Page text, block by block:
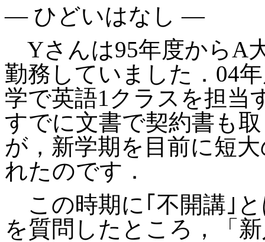
― ひどいはなし ―
Yさんは95年度からA
勤務していました．04
学で英語1クラスを担当
すでに文書で契約書も
が，新学期を目前に短
れたのです．
この時期に｢不開講｣
を質問したところ，「